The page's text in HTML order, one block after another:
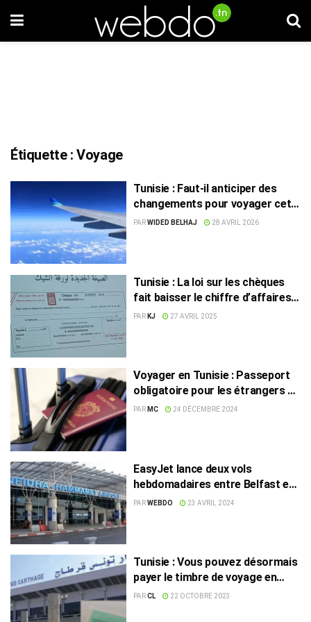
Étiquette :Voyage
Tunisie : Faut-il anticiper des
changements pour voyager cet
été ?
PARWIDED BELHAJ 28 AVRIL 2026
Tunisie : La loi sur les chèques
fait baisser le chiffre d’affaires
des agences de voyage
PAR KJ 27 AVRIL 2025
Voyager en Tunisie : Passeport
obligatoire pour les étrangers à
partir du 1er janvier 2025
PAR MC 24 DÉCEMBRE 2024
EasyJet lance deux vols
hebdomadaires entre Belfast et
Enfidha
PARWEBDO 23 AVRIL 2024
Tunisie : Vous pouvez désormais
payer le timbre de voyage en
ligne
PARCL 22 OCTOBRE 2023